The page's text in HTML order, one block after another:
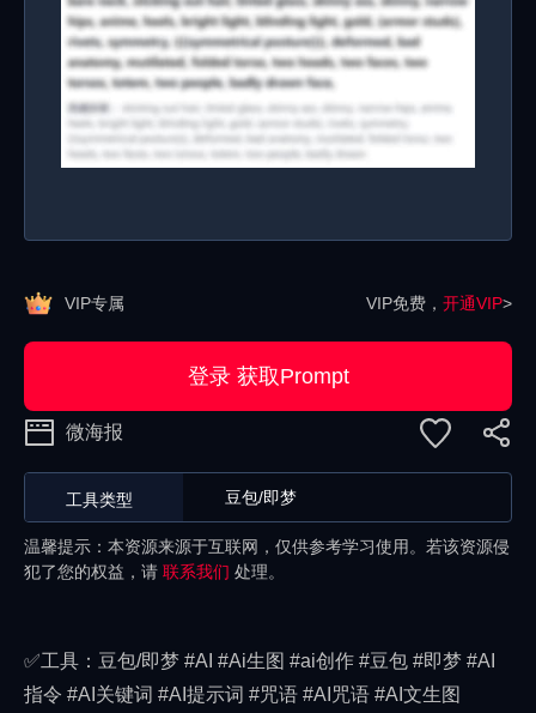
VIP专属 VIP免费， 开通VIP>
登录 获取Prompt
微海报
工具类型 豆包/即梦
温馨提示：本资源来源于互联网，仅供参考学习使用。若该资源侵
犯了您的权益，请 联系我们 处理。
✅工具：豆包/即梦 #AI #Ai生图 #ai创作 #豆包 #即梦 #AI
指令 #AI关键词 #AI提示词 #咒语 #AI咒语 #AI文生图